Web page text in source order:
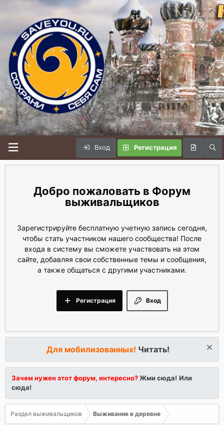
Вход Регистрация
Форум
выживальщиков
Зарегистрируйте бесплатную учетную запись сегодня,
чтобы стать участником нашего сообщества! После
входа в систему вы сможете участвовать на этом
сайте, добавляя свои собственные темы и сообщения,
а также общаться с другими участниками.
Вход
Регистрация
Для мобилизованных! Читать!
Зачем нужен этот форум, интересно?Жми сюда! Или
сюда!
Раздел выживальщиков Выживание в деревне